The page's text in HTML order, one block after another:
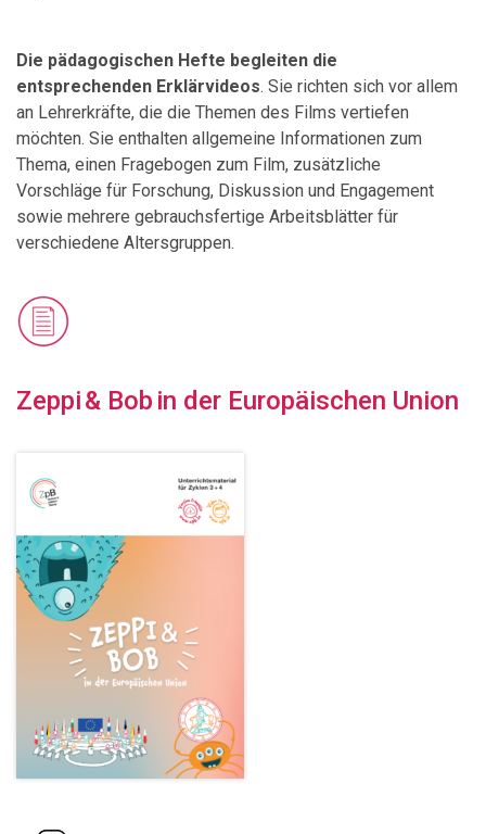
Die pädagogischen Hefte begleiten die
entsprechenden Erklärvideos. Sie richten sich vor allem
an Lehrerkräfte, die die Themen des Films vertiefen
möchten. Sie enthalten allgemeine Informationen zum
Thema, einen Fragebogen zum Film, zusätzliche
Vorschläge für Forschung, Diskussion und Engagement
sowie mehrere gebrauchsfertige Arbeitsblätter für
verschiedene Altersgruppen.
Zeppi & Bob in der Europäischen Union